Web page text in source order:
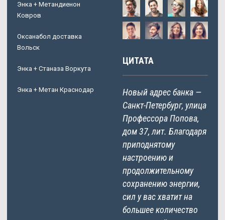
Энка + Метандиенон
Ковров
Оксанабол доставка
Вольск
Энка + Станаза Воркута
Энка + Метан Краснодар
ЦИТАТА
Новый адрес банка —
Санкт-Петербург, улица
Профессора Попова,
дом 37, лит. Благодаря
приподнятому
настроению и
продолжительному
сохранению энергии,
сил у вас хватит на
большее количество